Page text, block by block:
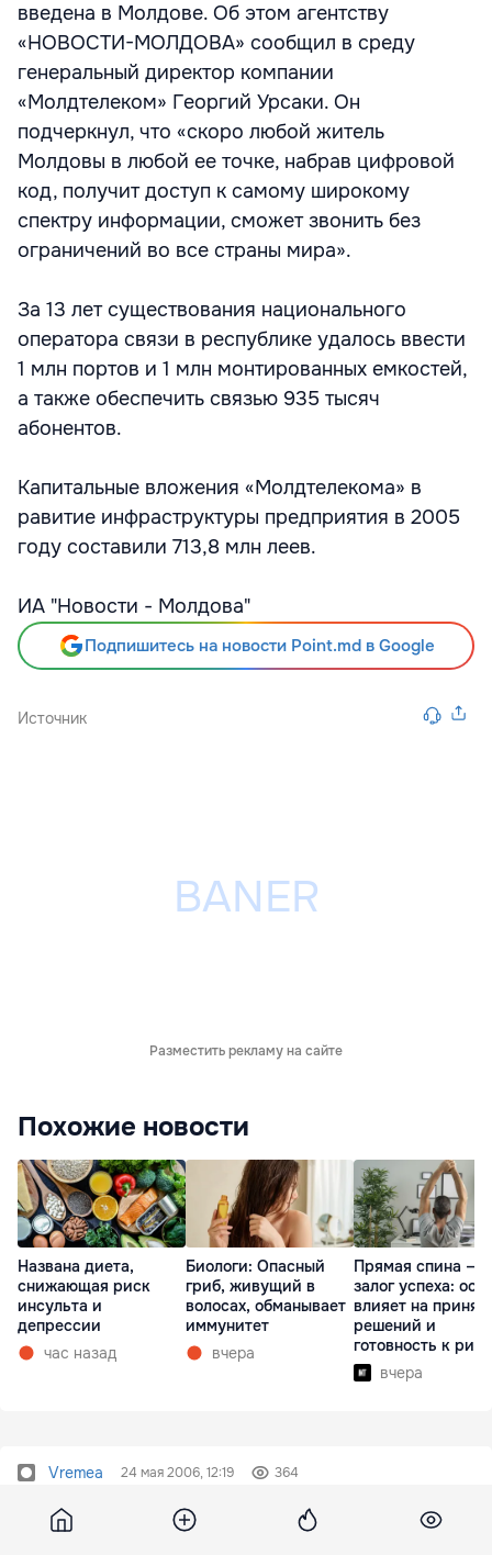
введена в Молдове. Об этом агентству
«НОВОСТИ-МОЛДОВА» сообщил в среду
генеральный директор компании
«Молдтелеком» Георгий Урсаки. Он
подчеркнул, что «скоро любой житель
Молдовы в любой ее точке, набрав цифровой
код, получит доступ к самому широкому
спектру информации, сможет звонить без
ограничений во все страны мира».
За 13 лет существования национального
оператора связи в республике удалось ввести
1 млн портов и 1 млн монтированных емкостей,
а также обеспечить связью 935 тысяч
абонентов.
Капитальные вложения «Молдтелекома» в
равитие инфраструктуры предприятия в 2005
году составили 713,8 млн леев.
ИА "Новости - Молдова"
Подпишитесь на новости Point.md в Google
Источник
Разместить рекламу на сайте
Похожие новости
Названа диета,
снижающая риск
инсульта и
депрессии
час назад
Биологи: Опасный
гриб, живущий в
волосах, обманывает
иммунитет
вчера
Прямая спина —
залог успеха:
влияет на
решений и
готовность к
вчера
Vremea 24 мая 2006, 12:19 364
ГУАМ: СОТРУДНИЧЕСТВО